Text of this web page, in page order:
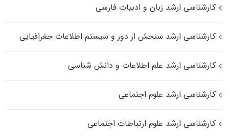
کارشناسی ارشد زبان و ادبیات فارسی
کارشناسی ارشد سنجش از دور و سیستم اطلاعات جغرافیایی
کارشناسی ارشد علم اطلاعات و دانش شناسی
کارشناسی ارشد علوم اجتماعی
کارشناسی ارشد علوم ارتباطات اجتماعی